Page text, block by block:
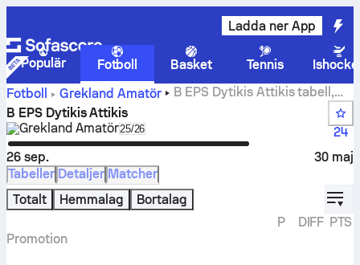
Ladda ner App
Populär Fotboll Basket Tennis
Fotboll
Grekland Amatör
B EPS Dytikis Attikis tabell,
matcher, resultat och statistik
B EPS Dytikis Attikis
Grekland AmatörSelect season in unique tournament
25/26
24
26 sep.
30 maj
Tabeller Detaljer Matcher
Totalt
Hemmalag Bortalag
P
DIFF PTS
Promotion